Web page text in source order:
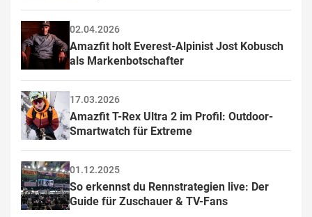
02.04.2026
Amazfit holt Everest-Alpinist Jost Kobusch
als Markenbotschafter
17.03.2026
Amazfit T-Rex Ultra 2 im Profil: Outdoor-
Smartwatch für Extreme
01.12.2025
So erkennst du Rennstrategien live: Der
Guide für Zuschauer & TV-Fans